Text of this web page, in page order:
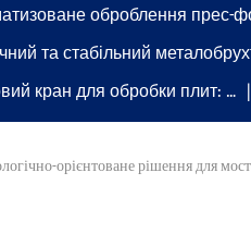
оброблення прес-
та стабільний
кран для обробки плит: …
орієнтоване рішення для